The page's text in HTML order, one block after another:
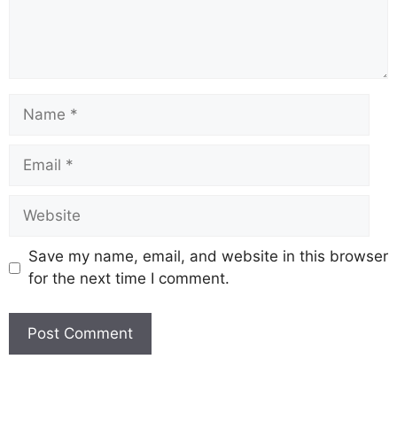
Save my name, email, and website in this browser
for the next time I comment.